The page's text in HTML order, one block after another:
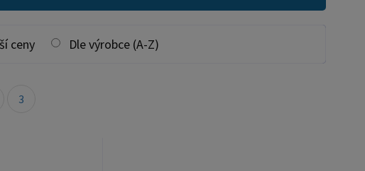
ceny Dle výrobce (A-Z)
3